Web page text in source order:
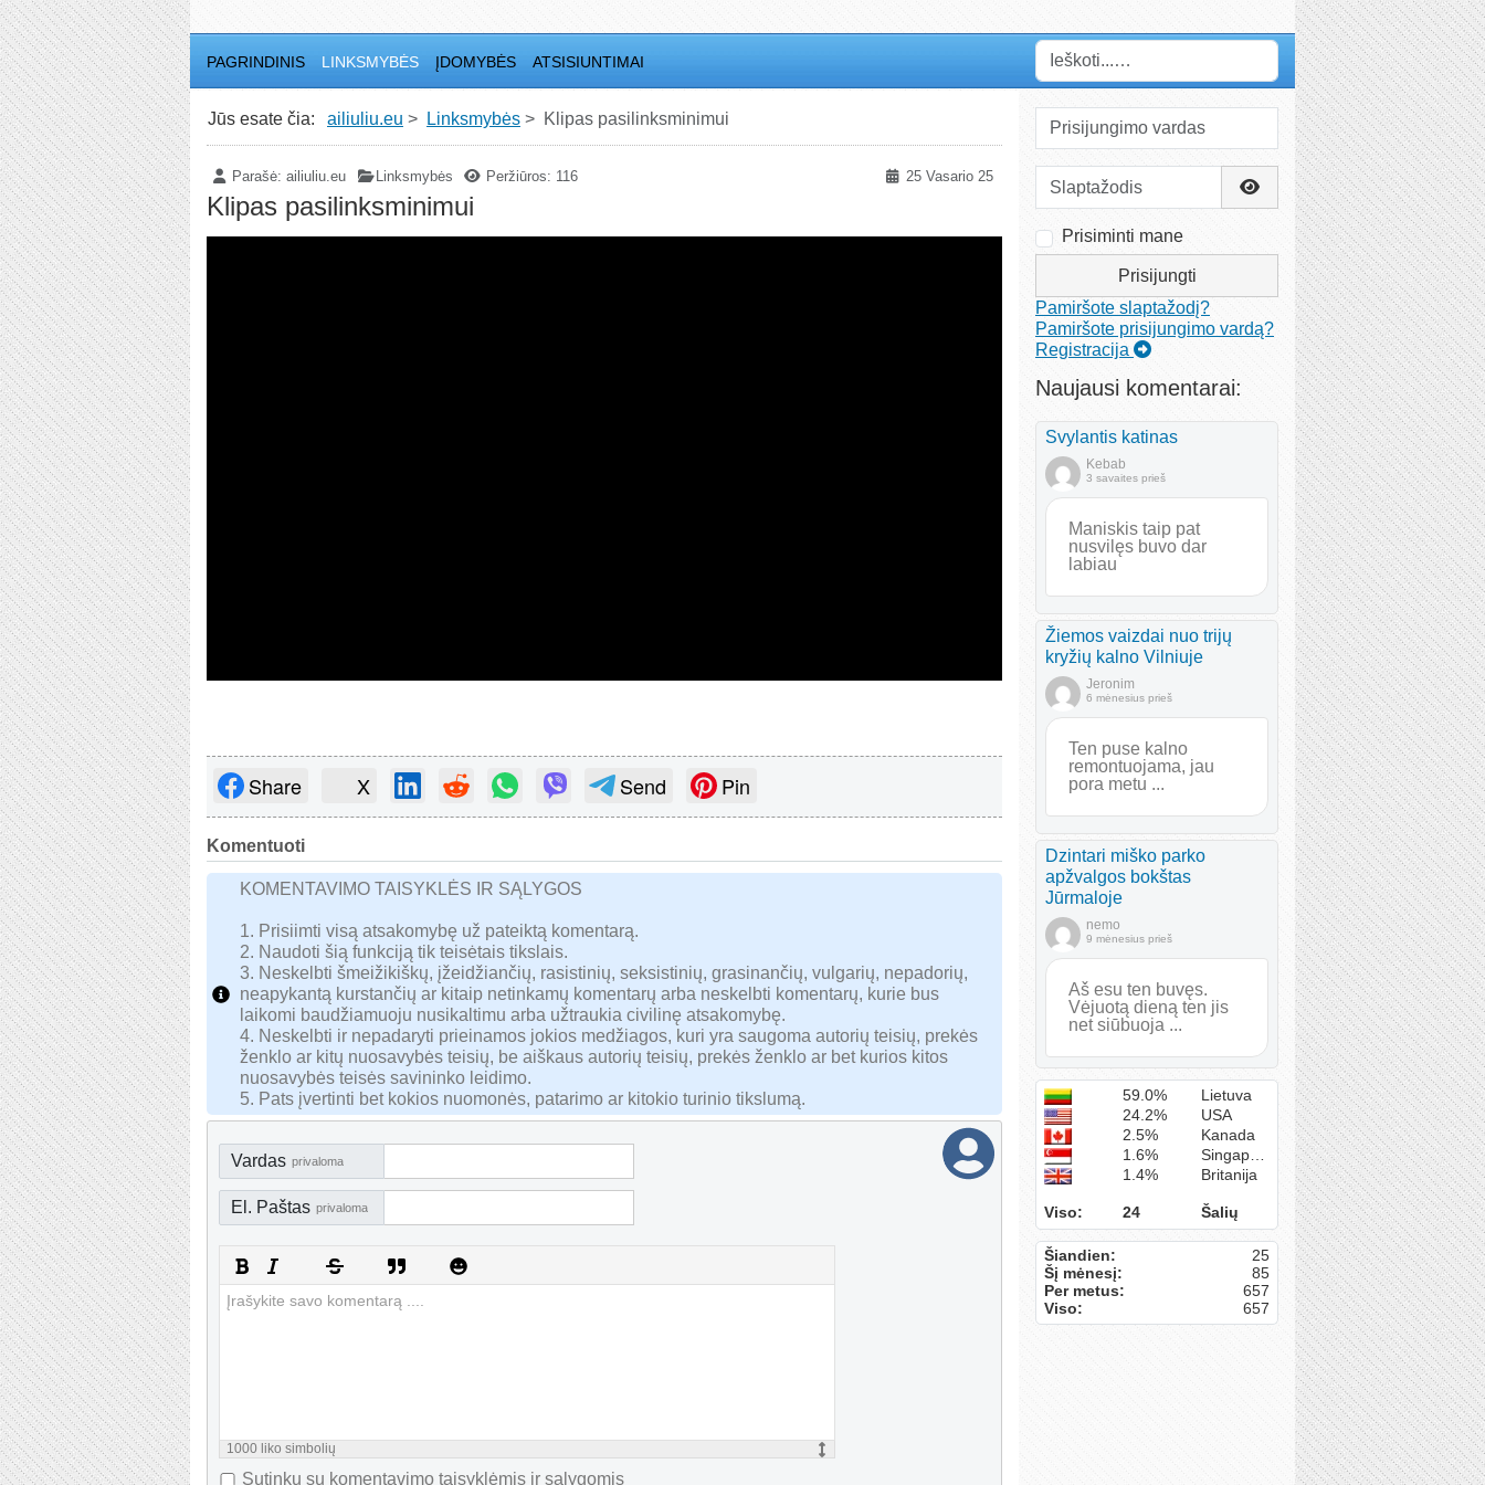
PAGRINDINIS LINKSMYBĖS ĮDOMYBĖS ATSISIUNTIMAI
Paieška
Jūs esate čia: ailiuliu.eu Linksmybės Klipas pasilinksminimui
Parašė:ailiuliu.eu Linksmybės 25 Vasario 25
Peržiūros: 116
Klipas pasilinksminimui
Share X Send Pin
Komentuoti
KOMENTAVIMO TAISYKLĖS IR SĄLYGOS
1. Prisiimti visą atsakomybę už pateiktą komentarą.
2. Naudoti šią funkciją tik teisėtais tikslais.
3. Neskelbti šmeižikiškų, įžeidžiančių, rasistinių, seksistinių, grasinančių, vulgarių, nepadorių,
neapykantą kurstančių ar kitaip netinkamų komentarų arba neskelbti komentarų, kurie bus
laikomi baudžiamuoju nusikaltimu arba užtraukia civilinę atsakomybę.
4. Neskelbti ir nepadaryti prieinamos jokios medžiagos, kuri yra saugoma autorių teisių, prekės
ženklo ar kitų nuosavybės teisių, be aiškaus autorių teisių, prekės ženklo ar bet kurios kitos
nuosavybės teisės savininko leidimo.
5. Pats įvertinti bet kokios nuomonės, patarimo ar kitokio turinio tikslumą.
Vardas privaloma
El. Paštas privaloma
1000 liko simbolių
Sutinku su komentavimo taisyklėmis ir sąlygomis
Prisijungimo vardas
Slaptažodis
Rodyti slaptažodį
Prisiminti mane
Prisijungti
Pamiršote slaptažodį?
Pamiršote prisijungimo vardą?
Registracija
Naujausi komentarai:
Svylantis katinas
Kebab
3 savaites prieš
Maniskis taip pat
nusvilęs buvo dar
labiau
Žiemos vaizdai nuo trijų
kryžių kalno Vilniuje
Jeronim
6 mėnesius prieš
Ten puse kalno
remontuojama, jau
pora metu ...
Dzintari miško parko
apžvalgos bokštas
Jūrmaloje
nemo
9 mėnesius prieš
Aš esu ten buvęs.
Vėjuotą dieną ten jis
net siūbuoja ...
59.0%
Lietuva
24.2%
USA
2.5%
Kanada
1.6%
Singapūras
1.4%
Britanija
Viso: 24 Šalių
Šiandien:
25
Šį mėnesį:
85
Per metus:
657
Viso:
657